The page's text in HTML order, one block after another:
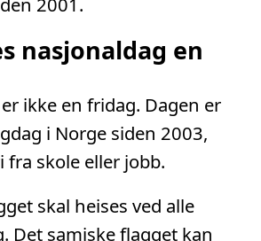
nasjonaldag en
ikke en fridag. Dagen er
i Norge siden 2003,
skole eller jobb.
skal heises ved alle
Det samiske flagget kan